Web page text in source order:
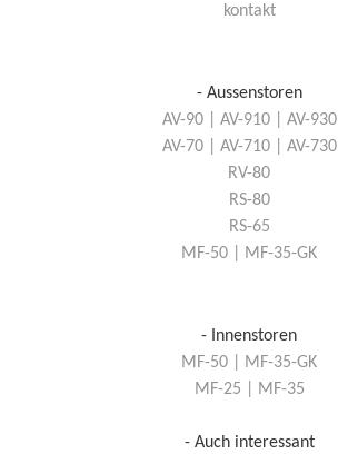
kontakt
- Aussenstoren
AV-90 | AV-910 | AV-930
AV-70 | AV-710 | AV-730
RV-80
RS-80
RS-65
MF-50 | MF-35-GK
- Innenstoren
MF-50 | MF-35-GK
MF-25 | MF-35
- Auch interessant